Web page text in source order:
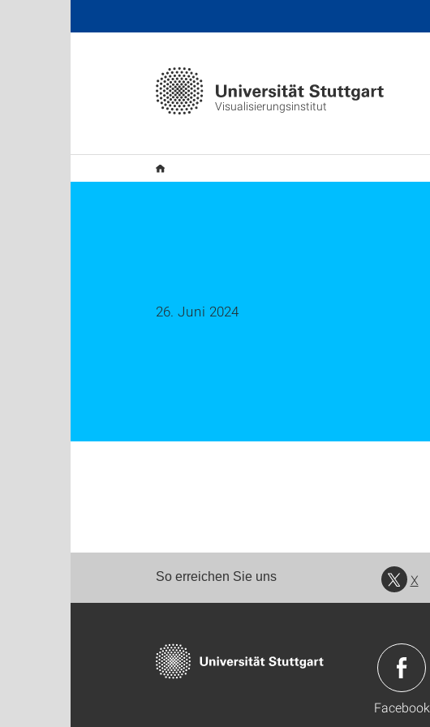
Visualisierungsinstitut
26. Juni 2024
So erreichen Sie uns X
Facebook